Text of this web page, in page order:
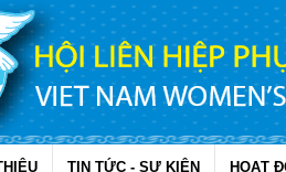
TIN TỨC - SỰ KIỆN HOẠT